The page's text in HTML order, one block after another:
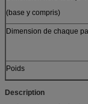
(base y compris)
Dimension de chaque
Poids
Description